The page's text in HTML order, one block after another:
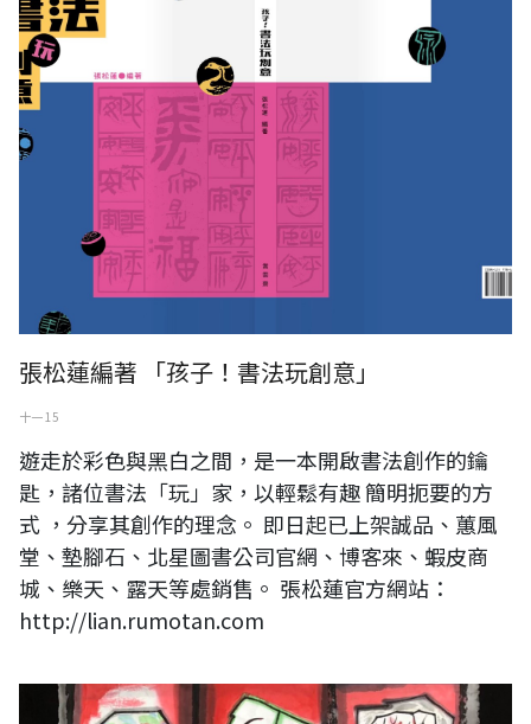
張松蓮編著 「孩子！書法玩創意」
十一 15
遊走於彩色與黑白之間，是一本開啟書法創作的鑰
匙，諸位書法「玩」家，以輕鬆有趣 簡明扼要的方
式 ，分享其創作的理念。 即日起已上架誠品、蕙風
堂、墊腳石、北星圖書公司官網、博客來、蝦皮商
城、樂天、露天等處銷售。 張松蓮官方網站：
http://lian.rumotan.com
墨、汎流行時代－2021國際水墨交流展